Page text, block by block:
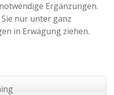
Ergänzungen.
nur unter ganz
in Erwägung ziehen.